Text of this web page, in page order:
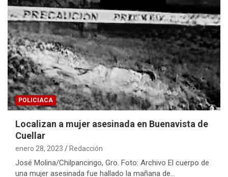
POLICIACA
Localizan a mujer asesinada en Buenavista de
Cuellar
enero 28, 2023 Redacción
José Molina/Chilpancingo, Gro. Foto: Archivo El cuerpo de
una mujer asesinada fue hallado la mañana de…